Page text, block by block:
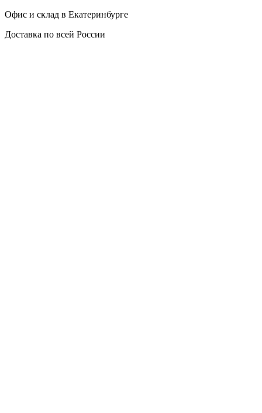
Офис и склад в Екатеринбурге
Доставка по всей России